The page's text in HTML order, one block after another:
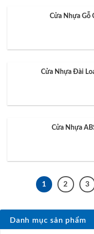
Cửa Nhựa Gỗ
Cửa Nhựa Đài
Cửa Nhựa
1 2 3
Danh mục sản phẩm